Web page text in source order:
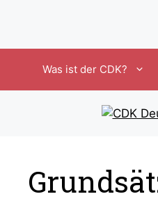
Was ist der CDK?